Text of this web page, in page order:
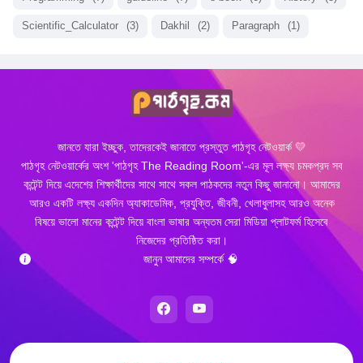
Scientific_Calculator (3) Dakhil (2) Paragraph (1)
জানতে যারা ইচ্ছুক, তাদেরকেই জানাতে প্রস্তুত পাঠগৃহ নেটওয়ার্ক 💛
পাঠগৃহ নেটওয়ার্কের অংশ 'পাঠগৃহ The Reading Room'-এর মূল লক্ষ্য চমকপ্রদ সব
কন্টেন্ট দিয়ে এদেশের শিক্ষার্থীদের সাথে সাথে সকল পাঠকদের নতুন কিছু জানানো। আমাদের
আরও একটি লক্ষ্য একদিন অ্যাকাডেমিক, প্রযুক্তি, জীবনী, খেলাধুলাসহ আরও অনেক
বিষয়ে ভালো মানের কন্টেন্ট দিয়ে বাংলা ভাষার অন্যতম সেরা মিডিয়া প্লাটফর্ম হিসেবে
নিজেদের প্রতিষ্ঠিত করা।
জানুন আমাদের সম্পর্কে 🧠